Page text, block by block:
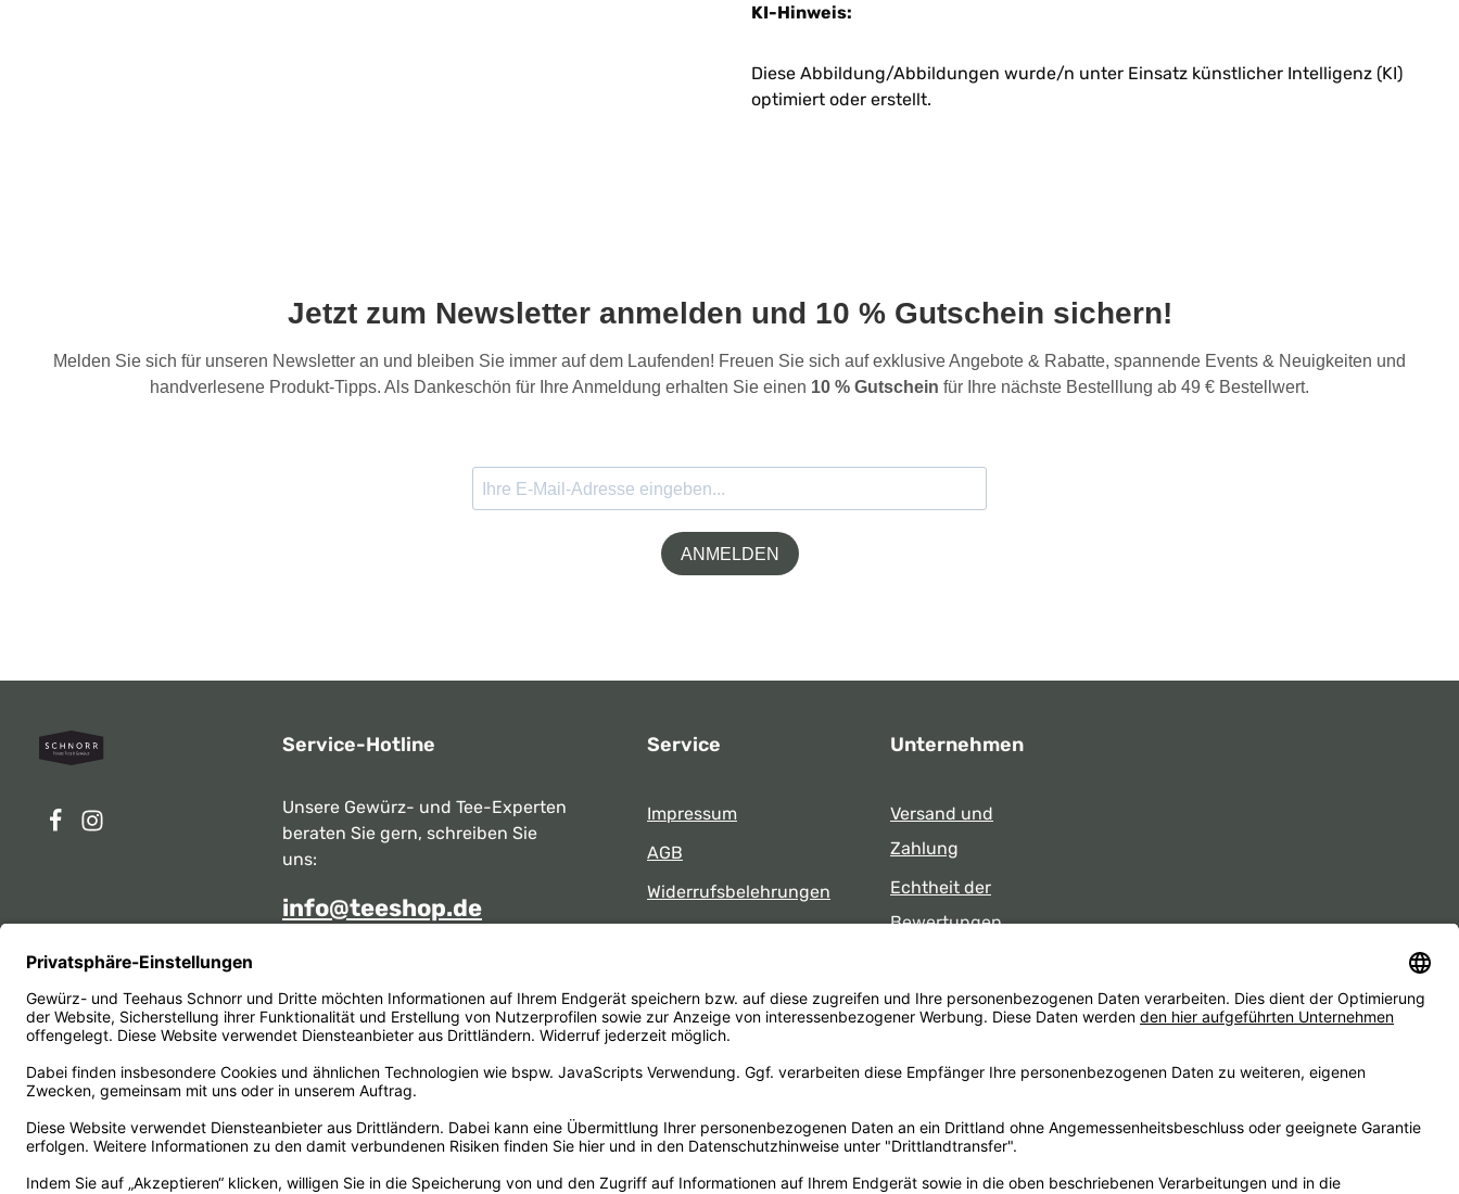
KI-Hinweis:
Diese Abbildung/Abbildungen wurde/n unter Einsatz künstlicher Intelligenz (KI)
optimiert oder erstellt.
Jetzt zum Newsletter anmelden und 10 % Gutschein sichern!
Melden Sie sich für unseren Newsletter an und bleiben Sie immer auf dem Laufenden! Freuen Sie sich auf exklusive Angebote & Rabatte, spannende Events & Neuigkeiten und
handverlesene Produkt-Tipps. Als Dankeschön für Ihre Anmeldung erhalten Sie einen 10 % Gutschein für Ihre nächste Bestelllung ab 49 € Bestellwert.
ANMELDEN
Service-Hotline
Unsere Gewürz- und Tee-Experten
beraten Sie gern, schreiben Sie
uns:
info@teeshop.de
Mo - Sa zwischen 10:00 - 17:00 Uhr
unter:
Vertrag widerrufen
Service
Impressum
AGB
Widerrufsbelehrungen
Datenschutz
Unternehmen
Versand und
Zahlung
Echtheit der
Bewertungen
Laden